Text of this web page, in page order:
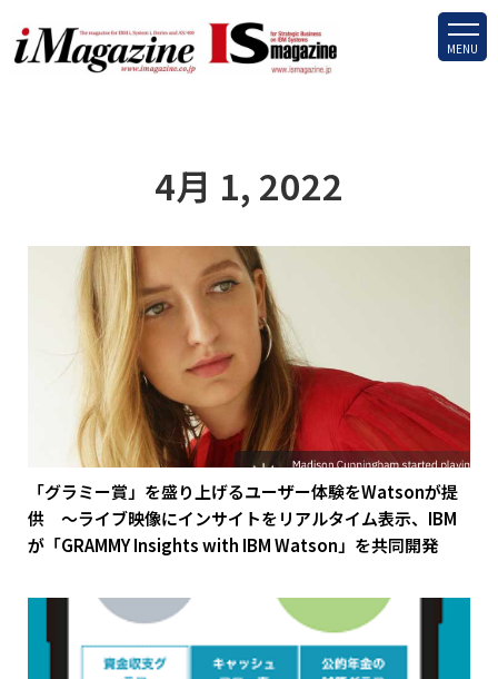
MENU
4月 1, 2022
「グラミー賞」を盛り上げるユーザー体験をWatsonが提
供 ～ライブ映像にインサイトをリアルタイム表示、IBM
が「GRAMMY Insights with IBM Watson」を共同開発